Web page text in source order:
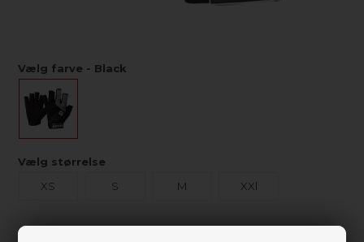
Vælg farve - Black
Vælg størrelse
XS
S M XXl